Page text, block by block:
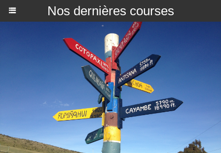
Nos dernières courses